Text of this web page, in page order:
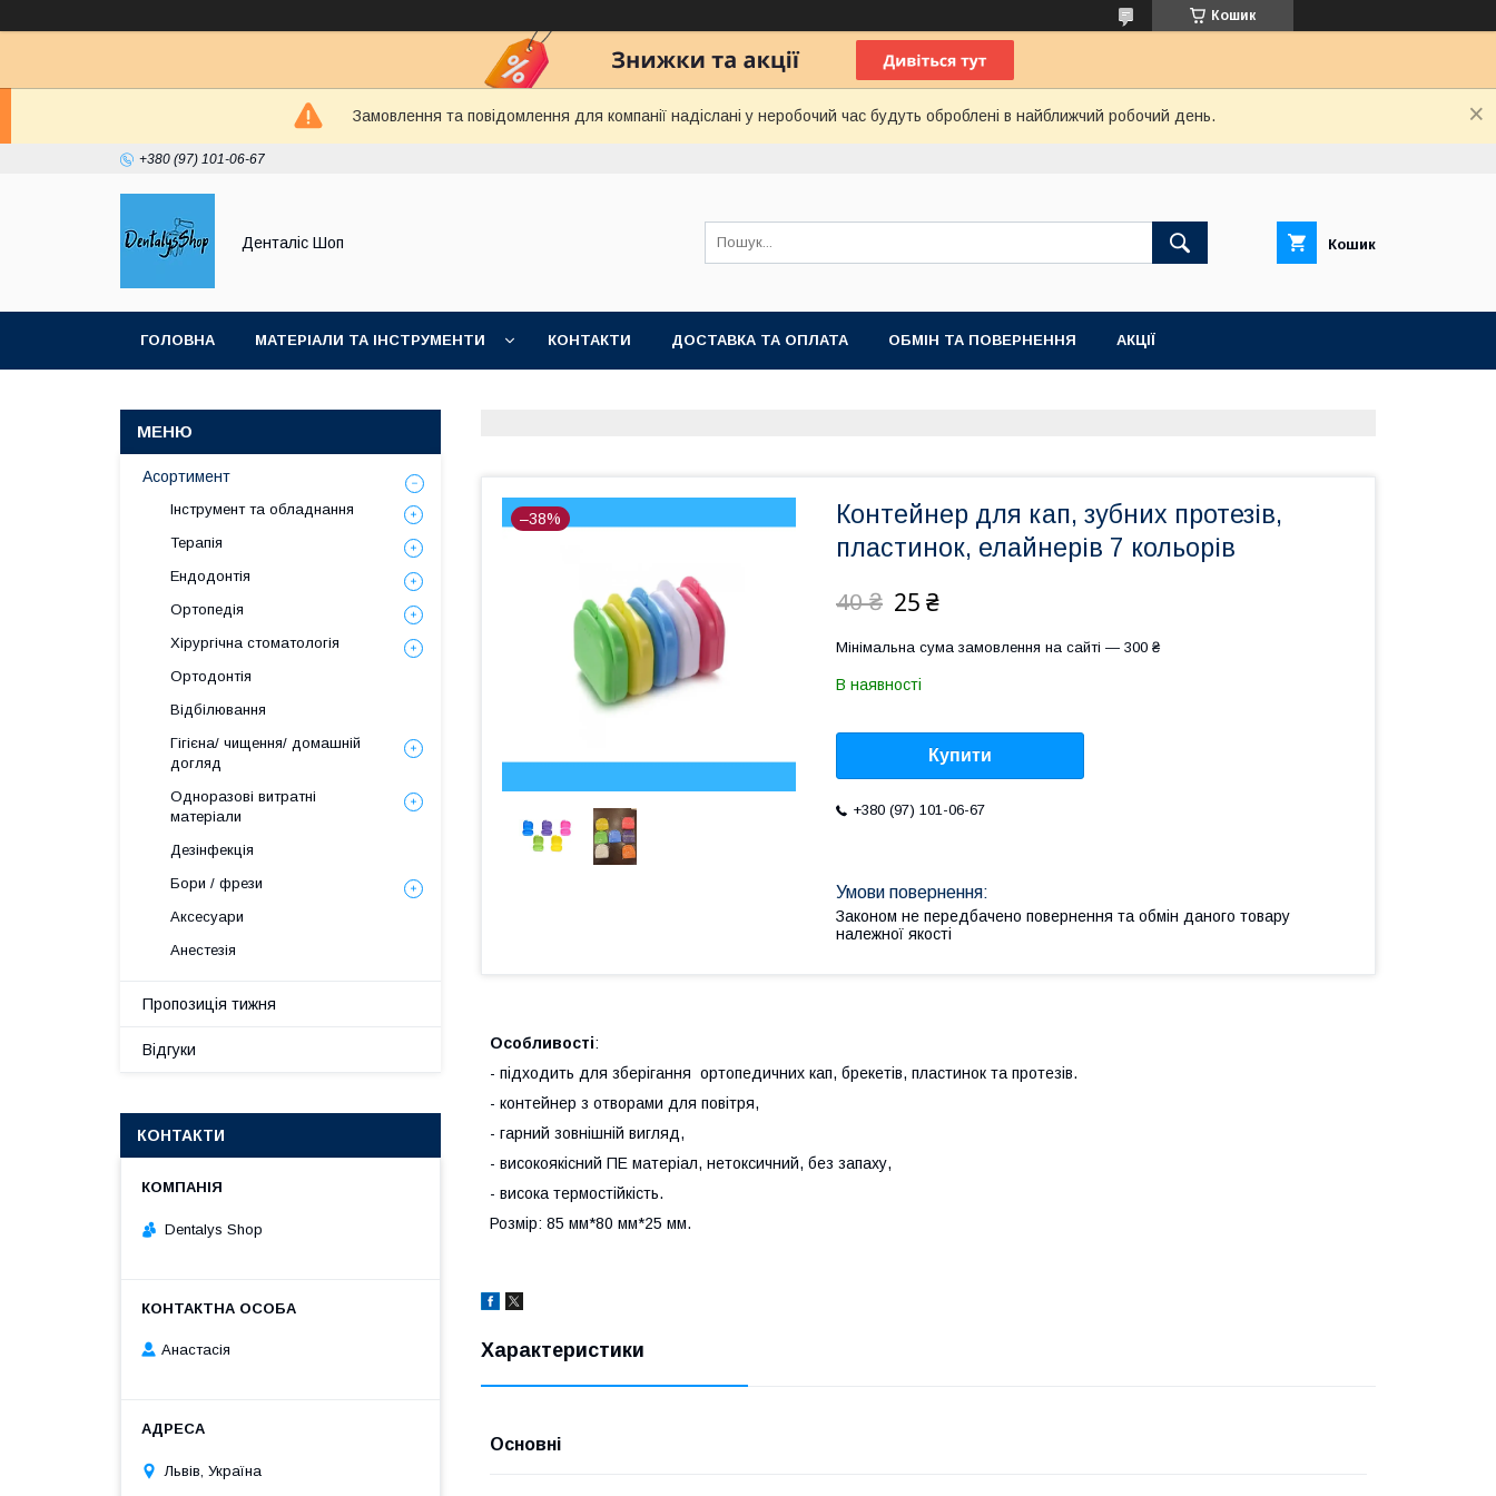
Кошик
Замовлення та повідомлення для компанії надіслані у неробочий час будуть оброблені в найближчий робочий день.
+380 (97) 101-06-67
Денталіс Шоп Кошик
ГОЛОВНА МАТЕРІАЛИ ТА ІНСТРУМЕНТИ КОНТАКТИ ДОСТАВКА ТА ОПЛАТА ОБМІН ТА ПОВЕРНЕННЯ АКЦІЇ
–38%
Контейнер для кап, зубних протезів,
пластинок, елайнерів 7 кольорів
40 ₴ 25 ₴
Мінімальна сума замовлення на сайті — 300 ₴
В наявності
Купити
+380 (97) 101-06-67
Законом не передбачено повернення та обмін даного товару
належної якості
Особливості:
- підходить для зберігання ортопедичних кап, брекетів, пластинок та протезів.
- контейнер з отворами для повітря,
- гарний зовнішній вигляд,
- високоякісний ПЕ матеріал, нетоксичний, без запаху,
- висока термостійкість.
Розмір: 85 мм*80 мм*25 мм.
Характеристики
Основні
Асортимент
Інструмент та обладнання
Терапія
Ендодонтія
Ортопедія
Хірургічна стоматологія
Ортодонтія
Відбілювання
Гігієна/ чищення/ домашній
догляд
Одноразові витратні
матеріали
Дезінфекція
Бори / фрези
Аксесуари
Анестезія
Пропозиція тижня
Відгуки
КОНТАКТИ
Dentalys Shop
Анастасія
Львів, Україна